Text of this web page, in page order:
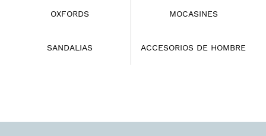
OXFORDS
SANDALIAS
MOCASINES
ACCESORIOS DE HOMBRE